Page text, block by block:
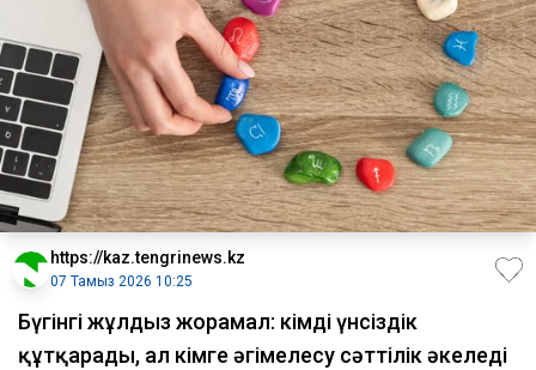
https://kaz.tengrinews.kz
07 Тамыз 2026 10:25
Бүгінгі жұлдыз жорамал: кімді үнсіздік
құтқарады, ал кімге әңгімелесу сәттілік әкеледі